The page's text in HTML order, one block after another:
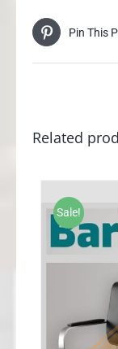
Pin This
Related
Sale!